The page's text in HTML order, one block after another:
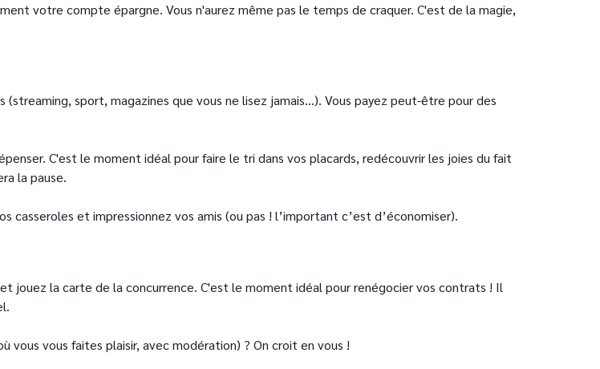
votre compte épargne. Vous n'aurez même pas le temps de craquer. C'est de la magie,
sport, magazines que vous ne lisez jamais...). Vous payez peut-être pour des
C'est le moment idéal pour faire le tri dans vos placards, redécouvrir les joies du fait
la pause.
et impressionnez vos amis (ou pas ! l’important c’est d’économiser).
jouez la carte de la concurrence. C'est le moment idéal pour renégocier vos contrats ! Il
vous faites plaisir, avec modération) ? On croit en vous !